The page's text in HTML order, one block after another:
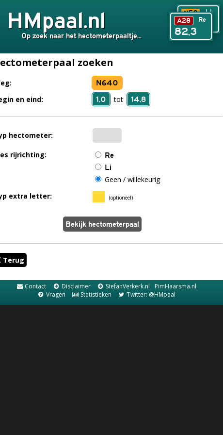
HMpaal.nl
Op zoek naar het hectometerpaaltje...
A28
82,3
Re
N50
240,6
Li
zoeken
N640
en eind: 1,0 tot 14,8
hectometer:
rijrichting:
Re
Li
Geen / willekeurig
extra letter:
(optioneel)
Terug
Contact Disclaimer StefanVerkerk.nl
PimHaarsma.nl
Vragen
Statistieken Twitter: @HMpaal